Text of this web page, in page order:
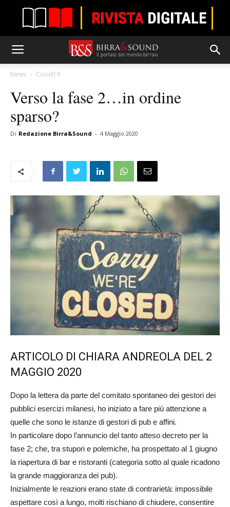
News Covid19
Verso la fase 2…in ordine
sparso?
Di Redazione Birra&Sound - 4 Maggio 2020
ARTICOLO DI CHIARA ANDREOLA DEL 2
MAGGIO 2020
Dopo la lettera da parte del comitato spontaneo dei gestori dei
pubblici esercizi milanesi, ho iniziato a fare più attenzione a
quelle che sono le istanze di gestori di pub e affini.
In particolare dopo l’annuncio del tanto atteso decreto per la
fase 2; che, tra stupori e polemiche, ha prospettato al 1 giugno
la riapertura di bar e ristoranti (categoria sotto al quale ricadono
la grande maggioranza dei pub).
Inizialmente le reazioni erano state di contrarietà: impossibile
aspettare così a lungo, molti rischiano di chiudere, consentire